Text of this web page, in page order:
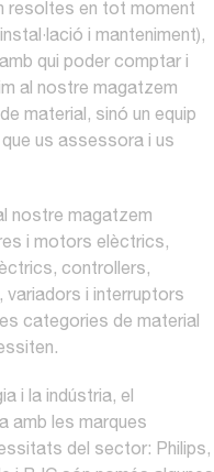
resoltes en tot moment
i manteniment),
qui poder comptar i
al nostre magatzem
material, sinó un equip
que us assessora i us
nostre magatzem
i motors elèctrics,
controllers,
i interruptors
categories de material
i la indústria, el
amb les marques
del sector: Philips,